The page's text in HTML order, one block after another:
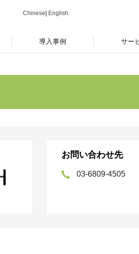
Chinese English
導入事例 サー
お問い合わせ先
03-6809-4505